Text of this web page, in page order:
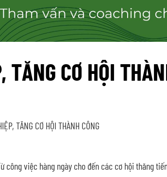
TĂNG CƠ HỘI
TĂNG CƠ HỘI THÀNH CÔNG
việc hàng ngày cho đến các cơ hội thăng